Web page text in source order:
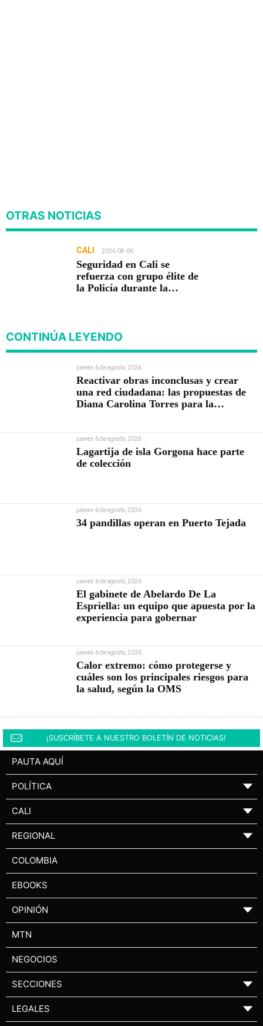
OTRAS NOTICIAS
CALI 2026-08-06
Seguridad en Cali se
refuerza con grupo élite de
la Policía durante la
CONTINÚA LEYENDO
jueves 6 de agosto, 2026
Reactivar obras inconclusas y crear
una red ciudadana: las propuestas de
Diana Carolina Torres para la
jueves 6 de agosto, 2026
Lagartija de isla Gorgona hace parte
de colección
jueves 6 de agosto, 2026
34 pandillas operan en Puerto Tejada
jueves 6 de agosto, 2026
El gabinete de Abelardo De La
Espriella: un equipo que apuesta por la
experiencia para gobernar
jueves 6 de agosto, 2026
Calor extremo: cómo protegerse y
cuáles son los principales riesgos para
la salud, según la OMS
¡SUSCRÍBETE A NUESTRO BOLETÍN DE NOTICIAS!
PAUTA AQUÍ
POLÍTICA ▼
CALI ▼
REGIONAL ▼
COLOMBIA
EBOOKS
OPINIÓN ▼
MTN
NEGOCIOS
SECCIONES ▼
LEGALES ▼